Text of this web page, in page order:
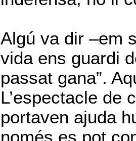
Algú va dir –em
vida ens guardi
passat gana”.
L’espectacle de
portaven ajuda
només es pot